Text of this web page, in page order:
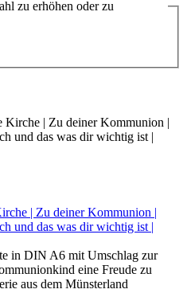
zu erhöhen oder zu
| Zu deiner Kommunion |
und das was dir wichtig ist |
in DIN A6 mit Umschlag zur
eine Freude zu
aus dem Münsterland